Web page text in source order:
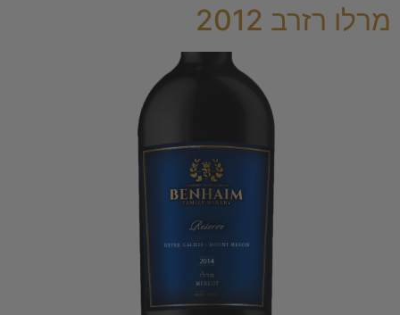
מרלו רזרב 2012